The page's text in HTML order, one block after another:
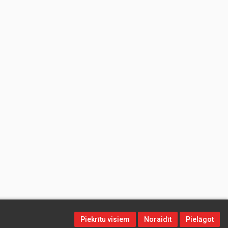
Piekrītu visiem Noraidīt Pielāgot